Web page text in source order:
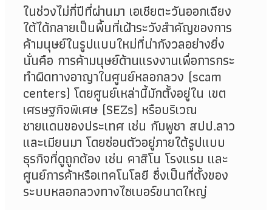
ในช่วงไม่กี่ปีที่ผ่านมา เอเชียตะวันออกเฉียง
ใต้ได้กลายเป็นพื้นที่เฝ้าระวังสำคัญของการ
ค้ามนุษย์ในรูปแบบใหม่ที่น่ากังวลอย่างยิ่ง
นั่นคือ การค้ามนุษย์ด้านแรงงานเพื่อการกระ
ทำผิดทางอาญาในศูนย์หลอกลวง (scam
centers) โดยศูนย์เหล่านี้มักตั้งอยู่ใน เขต
เศรษฐกิจพิเศษ (SEZs) หรือบริเวณ
ชายแดนของประเทศ เช่น กัมพูชา สปป.ลาว
และเมียนมา โดยซ่อนตัวอยู่ภายใต้รูปแบบ
ธุรกิจที่ดูถูกต้อง เช่น คาสิโน โรงแรม และ
ศูนย์การค้าหรือเทคโนโลยี ซึ่งเป็นที่ตั้งของ
ระบบหลอกลวงทางไซเบอร์ขนาดใหญ่